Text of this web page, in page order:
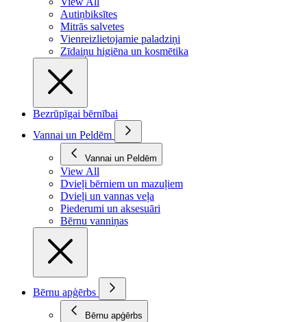
Autiņbiksītes
Mitrās salvetes
Vienreizlietojamie paladziņi
Zīdaiņu higiēna un kosmētika
Bezrūpīgai bērnībai
Vannai un Peldēm
Vannai un Peldēm
View All
Dvieļi bērniem un mazuļiem
Dvieļi un vannas veļa
Piederumi un aksesuāri
Bērnu vanniņas
Bērnu apģērbs
Bērnu apģērbs